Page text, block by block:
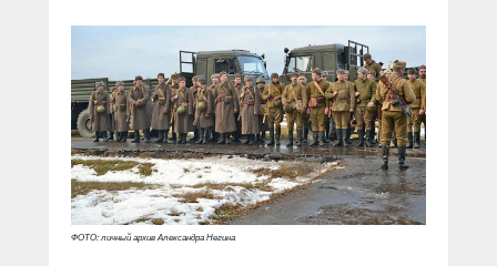
ФОТО: личный архив Александра Негина